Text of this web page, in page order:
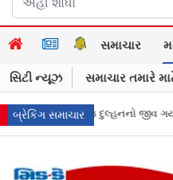
સમાચાર
સિટી ન્યૂઝ સમાચાર તમારે
બ્રેકિંગ સમાચાર
બાદ કહ્યું “હું ઘરે જઈ શકું?” ‘હું